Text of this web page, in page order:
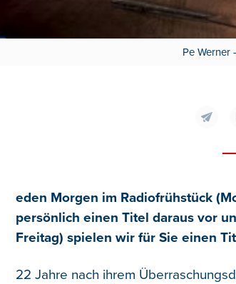
Pe Werner
eden Morgen im Radiofrühstück
persönlich einen Titel daraus vor
Freitag) spielen wir für Sie einen
22 Jahre nach ihrem